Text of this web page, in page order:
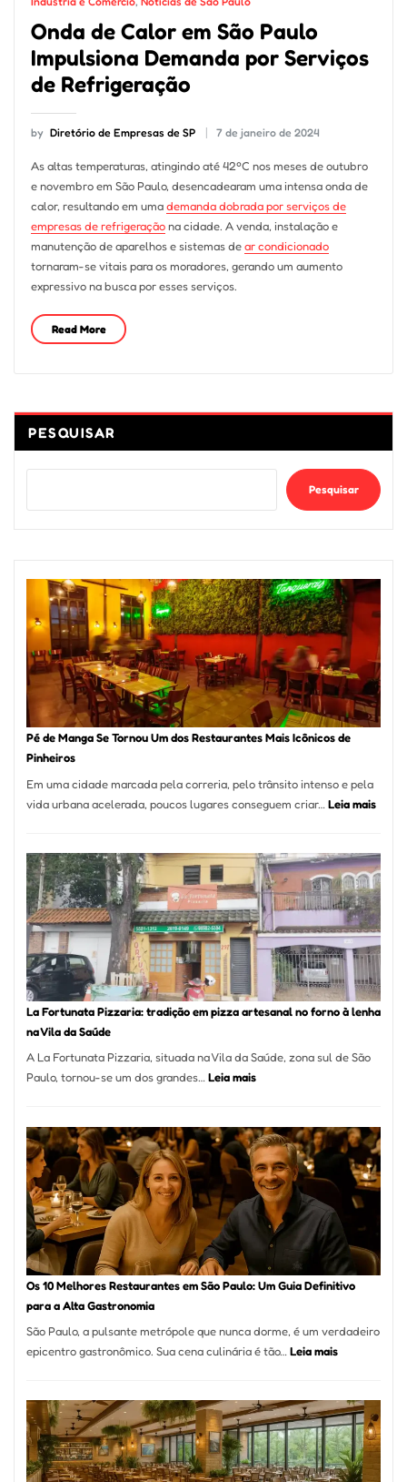
Onda de Calor em São Paulo
Impulsiona Demanda por Serviços
de Refrigeração
by Diretório de Empresas de SP 7 de janeiro de 2024
As altas temperaturas, atingindo até 42ºC nos meses de outubro
e novembro em São Paulo, desencadearam uma intensa onda de
calor, resultando em umademanda dobrada por serviços de
empresas de refrigeraçãona cidade. A venda, instalação e
manutenção de aparelhos e sistemas dear condicionado
tornaram-se vitais para os moradores, gerando um aumento
expressivo na busca por esses serviços.
Read More
PESQUISAR
Pesquisar
Pé de Manga Se Tornou Um dos Restaurantes Mais Icônicos de
Pinheiros
Em uma cidade marcada pela correria, pelo trânsito intenso e pela
vida urbana acelerada, poucos lugares conseguem criar… Leia mais:
Se
Um
dos
Mais
La Fortunata Pizzaria: tradição em pizza artesanal no forno à lenha
na Vila da Saúde
A La Fortunata Pizzaria, situada na Vila da Saúde, zona sul de São
Paulo, tornou-se um dos grandes…Leia mais:
Pizzaria:
tradição
em
pizza
artesanal
forno
à
Vila
da
Os 10 Melhores Restaurantes em São Paulo: Um Guia Definitivo
para a Alta Gastronomia
São Paulo, a pulsante metrópole que nunca dorme, é um verdadeiro
epicentro gastronômico. Sua cena culinária é tão… Leia mais:
Melhores
Restaurantes
em
São